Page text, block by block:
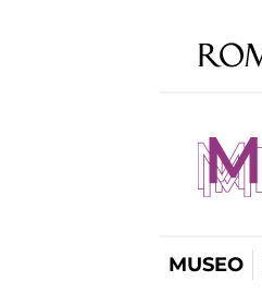
MUSEO